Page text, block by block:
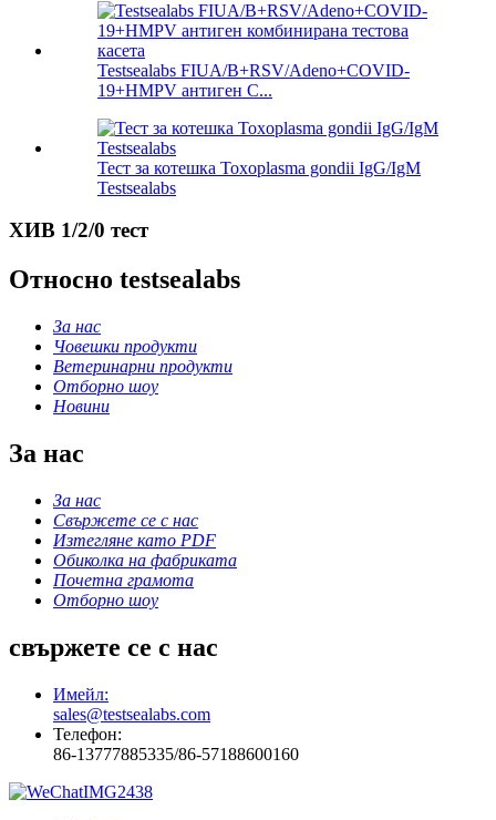
Testsealabs FIUA/B+RSV/Adeno+COVID-
19+HMPV антиген C...
Тест за котешка Toxoplasma gondii IgG/IgM
Testsealabs
ХИВ 1/2/0 тест
Относно testsealabs
За нас
Човешки продукти
Ветеринарни продукти
Отборно шоу
Новини
За нас
За нас
Свържете се с нас
Изтегляне като PDF
Обиколка на фабриката
Почетна грамота
Отборно шоу
свържете се с нас
Имейл:
sales@testsealabs.com
Телефон:
86-13777885335/86-57188600160